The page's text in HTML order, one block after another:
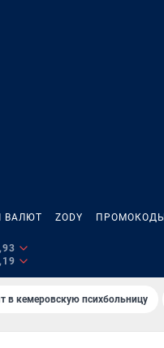
ВАЛЮТ ZODY ПРОМОКОДЫ
в кемеровскую психбольницу